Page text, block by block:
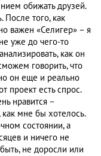
обижать друзей.
После того, как
важен «Селигер» – я
уже до чего-то
как он
говорить, что
он еще и реально
проект есть спрос.
нравится –
мне бы хотелось.
состоянии, а
и ничего не
не доросли или